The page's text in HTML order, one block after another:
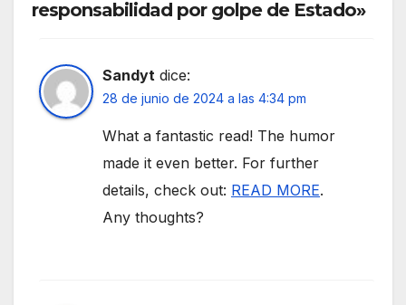
responsabilidad por golpe de Estado»
Sandyt dice:
28 de junio de 2024 a las 4:34 pm
What a fantastic read! The humor
made it even better. For further
details, check out: READ MORE.
Any thoughts?